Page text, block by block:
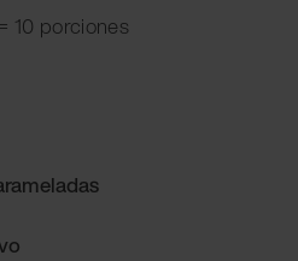
10 porciones